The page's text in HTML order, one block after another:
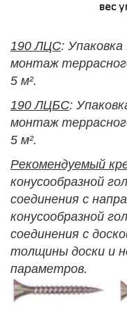
190 ЛЦС:
монтаж
5 м².
190 ЛЦБС:
монтаж
5 м².
Рекомендуемый
конусообразной
соединения с
конусообразной
соединения с
толщины доски и
параметров.